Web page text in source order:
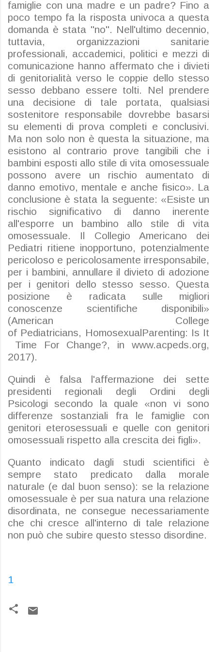
famiglie con una madre e un padre? Fino a
poco tempo fa la risposta univoca a questa
domanda è stata "no". Nell'ultimo decennio,
tuttavia, organizzazioni sanitarie
professionali, accademici, politici e mezzi di
comunicazione hanno affermato che i divieti
di genitorialità verso le coppie dello stesso
sesso debbano essere tolti. Nel prendere
una decisione di tale portata, qualsiasi
sostenitore responsabile dovrebbe basarsi
su elementi di prova completi e conclusivi.
Ma non solo non è questa la situazione, ma
esistono al contrario prove tangibili che i
bambini esposti allo stile di vita omosessuale
possono avere un rischio aumentato di
danno emotivo, mentale e anche fisico». La
conclusione è stata la seguente: «Esiste un
rischio significativo di danno inerente
all'esporre un bambino allo stile di vita
omosessuale. Il Collegio Americano dei
Pediatri ritiene inopportuno, potenzialmente
pericoloso e pericolosamente irresponsabile,
per i bambini, annullare il divieto di adozione
per i genitori dello stesso sesso. Questa
posizione è radicata sulle migliori
conoscenze scientifiche disponibili»
(American College
of Pediatricians, HomosexualParenting: Is It
Time For Change?,
in www.acpeds.org,
2017).
Quindi è falsa l'affermazione dei sette
presidenti regionali degli Ordini degli
Psicologi secondo la quale «non vi sono
differenze sostanziali fra le famiglie con
genitori eterosessuali e quelle con genitori
omosessuali rispetto alla crescita dei figli».
Quanto indicato dagli studi scientifici è
sempre stato predicato dalla morale
naturale (e dal buon senso): se la relazione
omosessuale è per sua natura una relazione
disordinata, ne consegue necessariamente
che chi cresce all'interno di tale relazione
non può che subire questo stesso disordine.
1